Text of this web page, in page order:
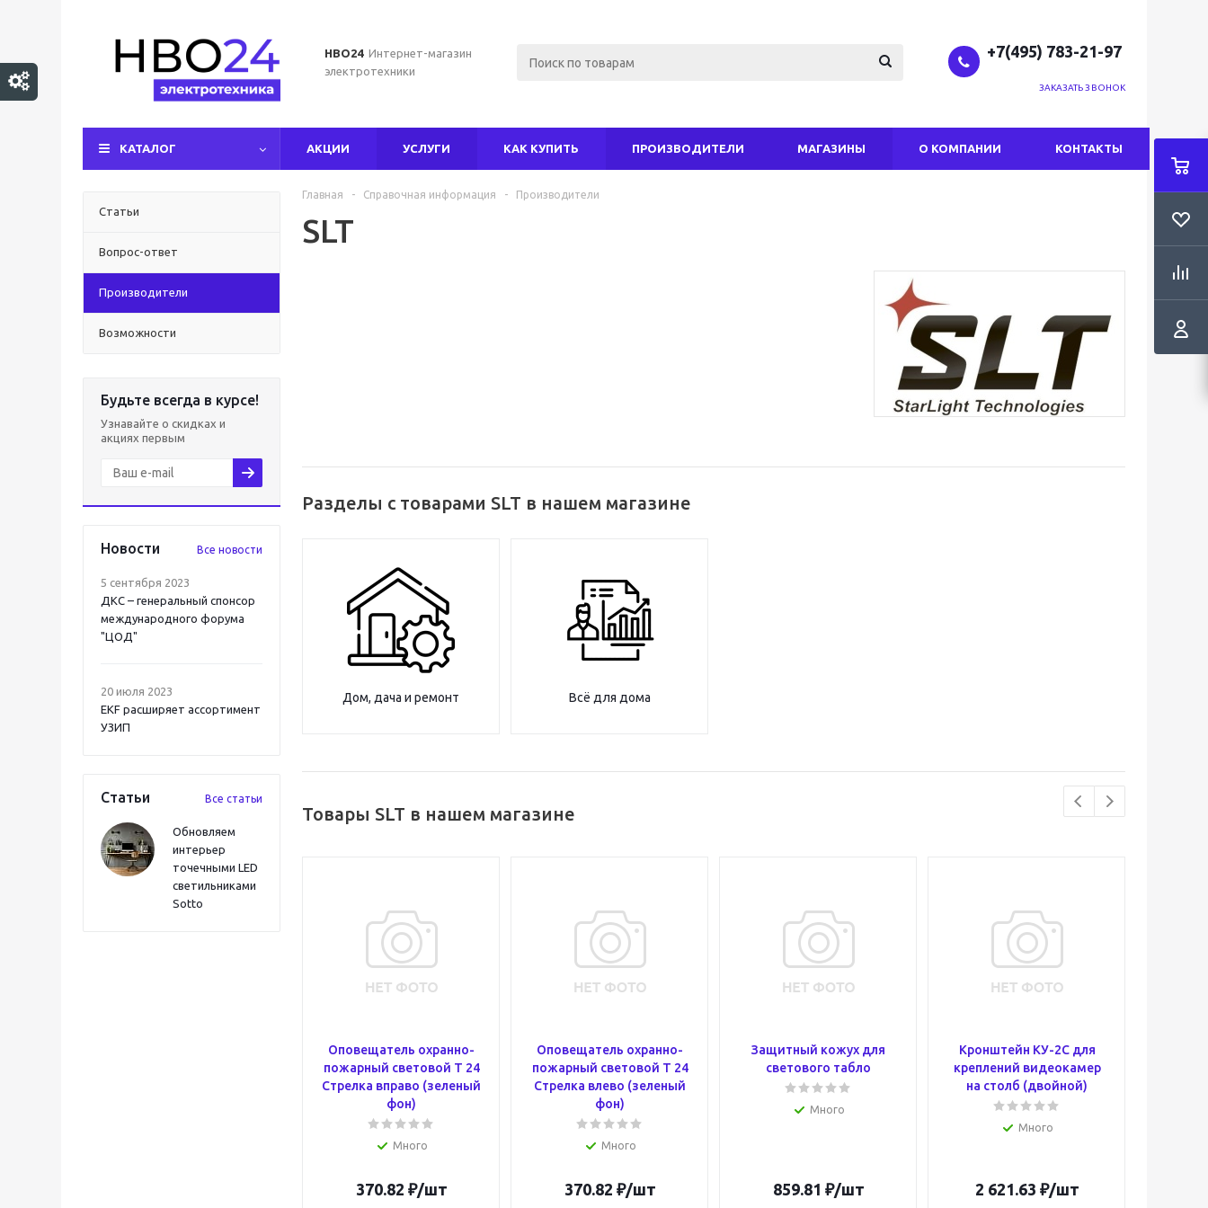
НВО24 Интернет-магазин
электротехники
+7(495) 783-21-97
ЗАКАЗАТЬ ЗВОНОК
КАТАЛОГ АКЦИИ УСЛУГИ КАК КУПИТЬ ПРОИЗВОДИТЕЛИ МАГАЗИНЫ О КОМПАНИИ КОНТАКТЫ
Статьи
Вопрос-ответ
Производители
Возможности
Будьте всегда в курсе!
Узнавайте о скидках и
акциях первым
Новости Все новости
5 сентября 2023
ДКС – генеральный спонсор
международного форума
"ЦОД"
20 июля 2023
EKF расширяет ассортимент
УЗИП
Статьи Все статьи
Обновляем
интерьер
точечными LED
светильниками
Sotto
Главная - Справочная информация - Производители
SLT
Разделы с товарами SLT в нашем магазине
Дом, дача и ремонт Всё для дома
Товары SLT в нашем магазине
Оповещатель охранно-
пожарный световой Т 24
Стрелка вправо (зеленый
фон)
Много
370.82 ₽/шт
Оповещатель охранно-
пожарный световой Т 24
Стрелка влево (зеленый
фон)
Много
370.82 ₽/шт
Защитный кожух для
светового табло
Много
859.81 ₽/шт
Кронштейн КУ-2С для
креплений видеокамер
на столб (двойной)
Много
2 621.63 ₽/шт